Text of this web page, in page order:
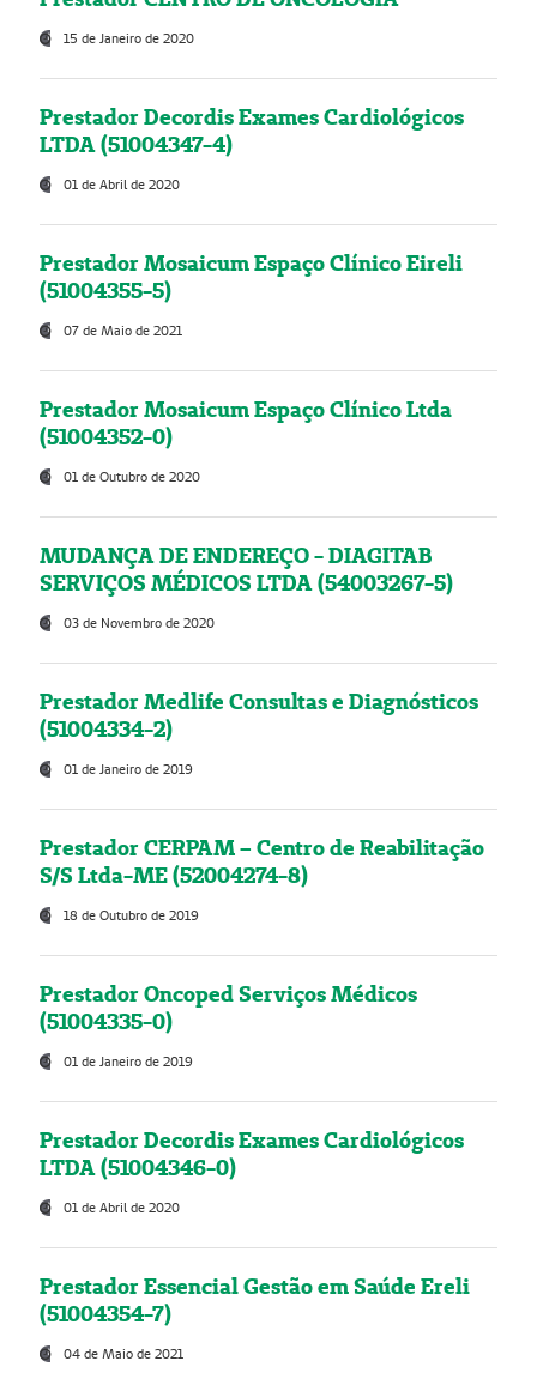
15 de Janeiro de 2020
Prestador Decordis Exames Cardiológicos
LTDA (51004347-4)
01 de Abril de 2020
Prestador Mosaicum Espaço Clínico Eireli
(51004355-5)
07 de Maio de 2021
Prestador Mosaicum Espaço Clínico Ltda
(51004352-0)
01 de Outubro de 2020
MUDANÇA DE ENDEREÇO - DIAGITAB
SERVIÇOS MÉDICOS LTDA (54003267-5)
03 de Novembro de 2020
Prestador Medlife Consultas e Diagnósticos
(51004334-2)
01 de Janeiro de 2019
Prestador CERPAM – Centro de Reabilitação
S/S Ltda-ME (52004274-8)
18 de Outubro de 2019
Prestador Oncoped Serviços Médicos
(51004335-0)
01 de Janeiro de 2019
Prestador Decordis Exames Cardiológicos
LTDA (51004346-0)
01 de Abril de 2020
Prestador Essencial Gestão em Saúde Ereli
(51004354-7)
04 de Maio de 2021